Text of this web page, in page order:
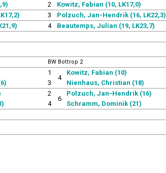
2 Kowitz, Fabian (10, LK17,0)
3 Polzuch, Jan-Hendrik (16, LK22,3)
4 Beautemps, Julian (19, LK23,7)
BW Bottrop 2
1
3
4
Kowitz, Fabian (10)
Nienhaus, Christian (18)
2
4
6
Polzuch, Jan-Hendrik (16)
Schramm, Dominik (21)